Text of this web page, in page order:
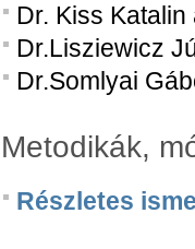
Dr. Kiss
Dr.Lisziewicz
Dr.Somlyai
Metodikák,
Részletes